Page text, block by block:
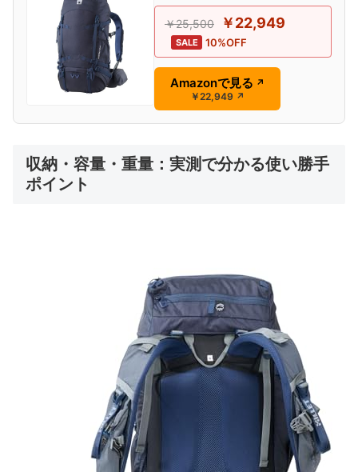
￥25,500 ￥22,949
SALE 10%OFF
Amazonで見る ↗
￥22,949 ↗
収納・容量・重量：実測で分かる使い勝手
ポイント